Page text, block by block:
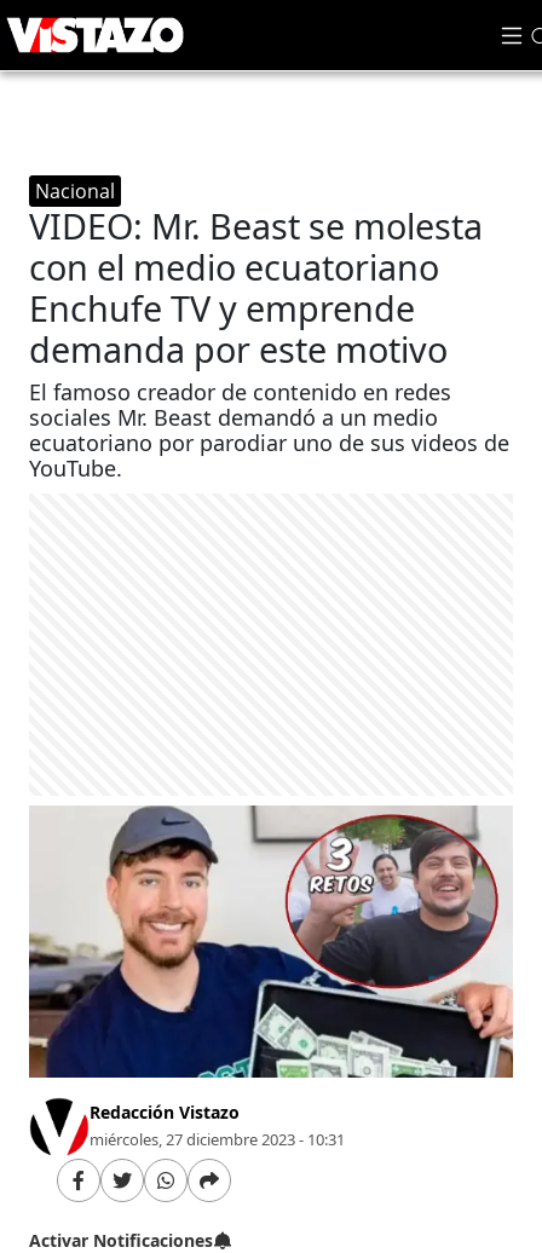
Nacional
VIDEO: Mr. Beast se molesta
con el medio ecuatoriano
Enchufe TV y emprende
demanda por este motivo
El famoso creador de contenido en redes
sociales Mr. Beast demandó a un medio
ecuatoriano por parodiar uno de sus videos de
YouTube.
Redacción Vistazo
miércoles, 27 diciembre 2023 - 10:31
Activar Notificaciones